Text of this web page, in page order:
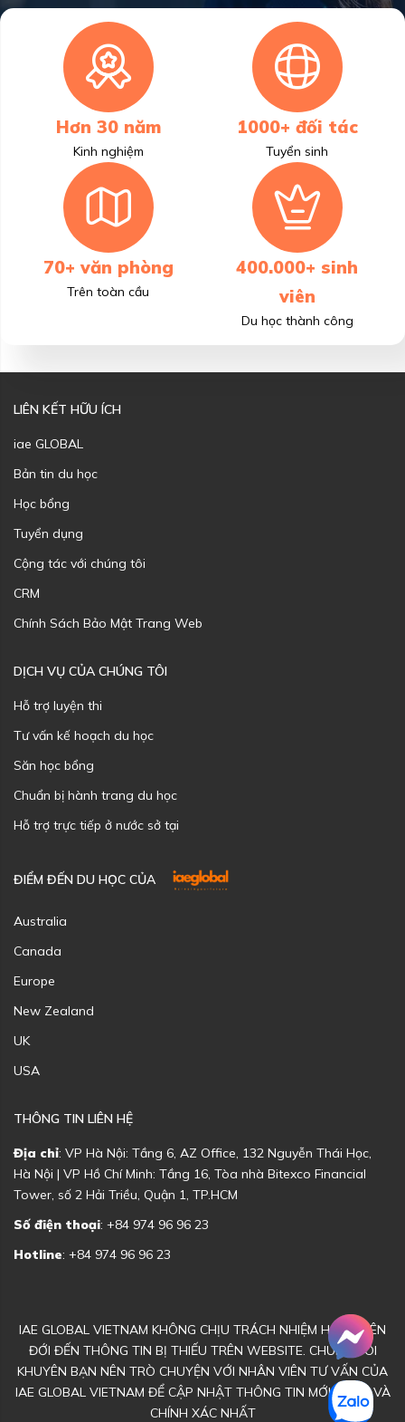
Hơn 30 năm
Kinh nghiệm
1000+ đối tác
Tuyển sinh
70+ văn phòng
Trên toàn cầu
400.000+ sinh
viên
Du học thành công
LIÊN KẾT HỮU ÍCH
iae GLOBAL
Bản tin du học
Học bổng
Tuyển dụng
Cộng tác với chúng tôi
CRM
Chính Sách Bảo Mật Trang Web
DỊCH VỤ CỦA CHÚNG TÔI
Hỗ trợ luyện thi
Tư vấn kế hoạch du học
Săn học bổng
Chuẩn bị hành trang du học
Hỗ trợ trực tiếp ở nước sở tại
ĐIỂM ĐẾN DU HỌC CỦA
Australia
Canada
Europe
New Zealand
UK
USA
THÔNG TIN LIÊN HỆ
Địa chỉ: VP Hà Nội: Tầng 6, AZ Office, 132 Nguyễn Thái Học,
Hà Nội | VP Hồ Chí Minh: Tầng 16, Tòa nhà Bitexco Financial
Tower, số 2 Hải Triều, Quận 1, TP.HCM
Số điện thoại: +84 974 96 96 23
Hotline: +84 974 96 96 23
IAE GLOBAL VIETNAM KHÔNG CHỊU TRÁCH NHIỆM HOẶC LIÊN
ĐỚI ĐẾN THÔNG TIN BỊ THIẾU TRÊN WEBSITE. CHÚNG TÔI
KHUYÊN BẠN NÊN TRÒ CHUYỆN VỚI NHÂN VIÊN TƯ VẤN CỦA
IAE GLOBAL VIETNAM ĐỂ CẬP NHẬT THÔNG TIN MỚI NHẤT VÀ
CHÍNH XÁC NHẤT